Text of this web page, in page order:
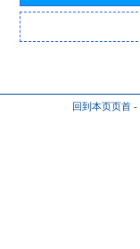
回到本页页首 -